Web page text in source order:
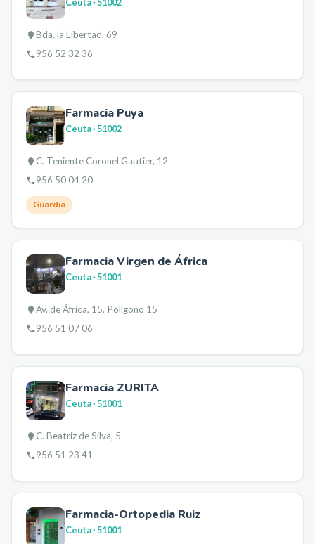
Bda. la Libertad, 69
956 52 32 36
Farmacia Puya
Ceuta· 51002
C. Teniente Coronel Gautier, 12
956 50 04 20
Guardia
Farmacia Virgen de África
Ceuta· 51001
Av. de África, 15, Polígono 15
956 51 07 06
Farmacia ZURITA
Ceuta· 51001
C. Beatriz de Silva, 5
956 51 23 41
Farmacia-Ortopedia Ruiz
Ceuta· 51001